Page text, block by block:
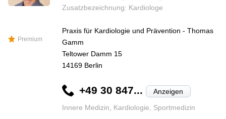
Premium
Zusatzbezeichnung: Kardiologe
Praxis für Kardiologie und Prävention - Thomas
Gamm
Teltower Damm 15
14169 Berlin
+49 30 847... Anzeigen
Innere Medizin, Kardiologie, Sportmedizin